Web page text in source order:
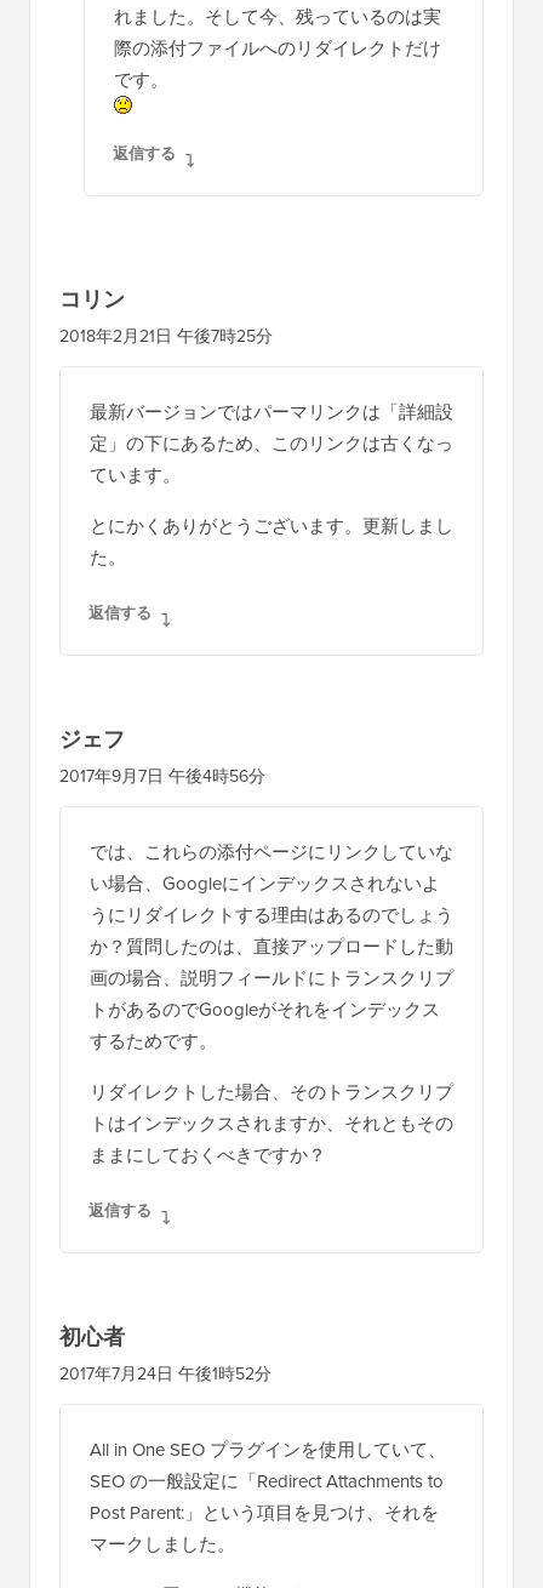
れました。そして今、残っているのは実
際の添付ファイルへのリダイレクトだけ
です。
返信する
コリン
2018年2月21日 午後7時25分
最新バージョンではパーマリンクは「詳細設
定」の下にあるため、このリンクは古くなっ
ています。
とにかくありがとうございます。更新しまし
た。
返信する
ジェフ
2017年9月7日 午後4時56分
では、これらの添付ページにリンクしていな
い場合、Googleにインデックスされないよ
うにリダイレクトする理由はあるのでしょう
か？質問したのは、直接アップロードした動
画の場合、説明フィールドにトランスクリプ
トがあるのでGoogleがそれをインデックス
するためです。
リダイレクトした場合、そのトランスクリプ
トはインデックスされますか、それともその
ままにしておくべきですか？
返信する
初心者
2017年7月24日 午後1時52分
All in One SEO プラグインを使用していて、
SEO の一般設定に「Redirect Attachments to
Post Parent:」という項目を見つけ、それを
マークしました。